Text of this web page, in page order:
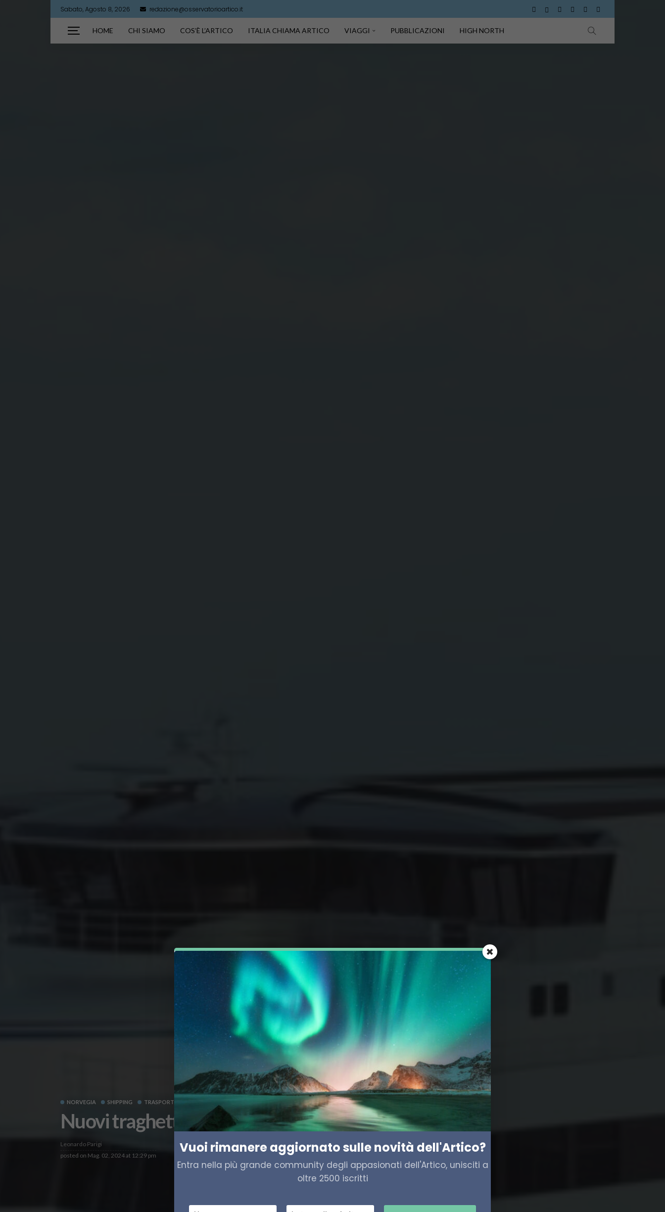
Sabato, Agosto 8, 2026 redazione@osservatorioartico.it
HOME CHI SIAMO COS’È L’ARTICO ITALIA CHIAMA ARTICO VIAGGI PUBBLICAZIONI HIGH NORTH
NORVEGIA SHIPPING TRASPORTO
Nuovi traghetti a idrogeno per la Norvegia
Leonardo Parigi
posted on Mag. 02, 2024 at 12:29 pm Vuoi rimanere aggiornato sulle novità dell'Artico?
Entra nella più grande community degli appasionati dell'Artico, unisciti a
oltre 2500 iscritti